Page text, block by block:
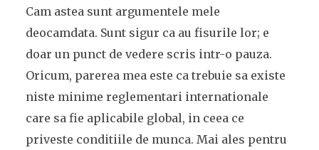
Cam astea sunt argumentele mele
deocamdata. Sunt sigur ca au fisurile lor; e
doar un punct de vedere scris intr-o pauza.
Oricum, parerea mea este ca trebuie sa existe
niste minime reglementari internationale
care sa fie aplicabile global, in ceea ce
priveste conditiile de munca. Mai ales pentru